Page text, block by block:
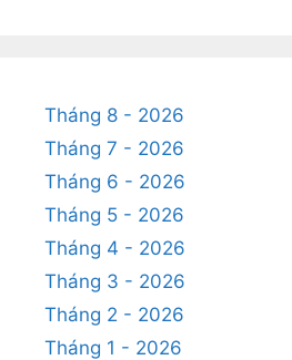
Tháng 8 - 2026
Tháng 7 - 2026
Tháng 6 - 2026
Tháng 5 - 2026
Tháng 4 - 2026
Tháng 3 - 2026
Tháng 2 - 2026
Tháng 1 - 2026